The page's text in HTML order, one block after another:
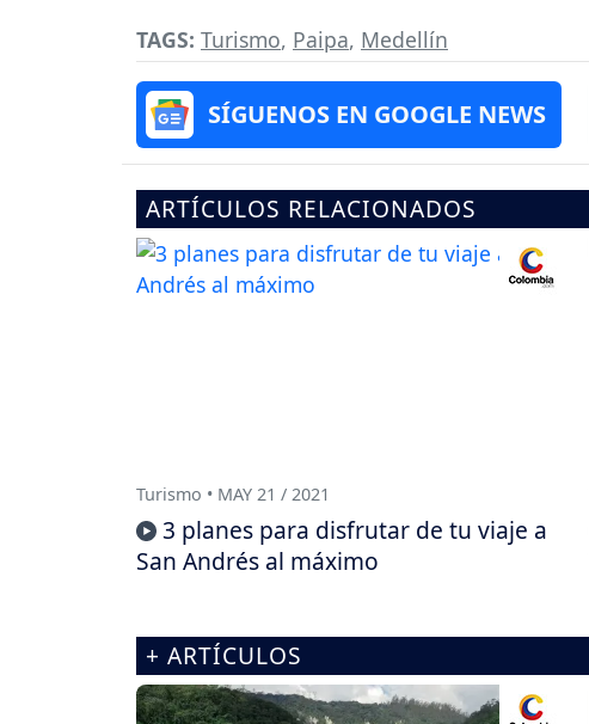
TAGS: Turismo, Paipa, Medellín
SÍGUENOS EN GOOGLE NEWS
ARTÍCULOS RELACIONADOS
Turismo • MAY 21 / 2021
3 planes para disfrutar de tu viaje a
San Andrés al máximo
+ ARTÍCULOS